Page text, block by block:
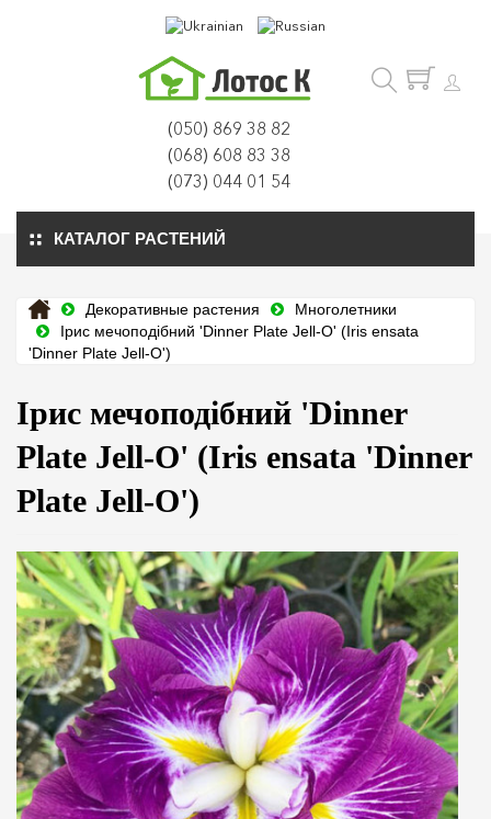
(050) 869 38 82
(068) 608 83 38
(073) 044 01 54
КАТАЛОГ РАСТЕНИЙ
Декоративные растения
Многолетники
Ірис мечоподібний 'Dinner Plate Jell-O' (Iris ensata
'Dinner Plate Jell-O')
Ірис мечоподібний 'Dinner
Plate Jell-O' (Iris ensata 'Dinner
Plate Jell-O')